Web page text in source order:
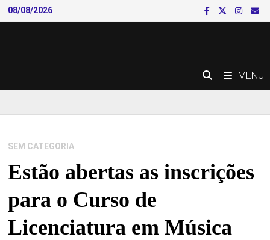
Skip
to
08/08/2026
MENU
SEM CATEGORIA
Estão abertas as inscrições
para o Curso de
Licenciatura em Música